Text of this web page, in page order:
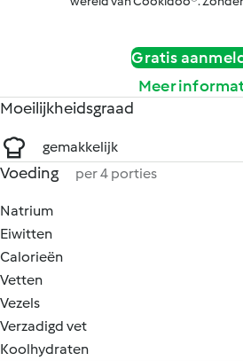
Gratis
Meer
Moeilijkheidsgraad
gemakkelijk
Voeding per 4 porties
Natrium
Eiwitten
Calorieën
Vetten
Vezels
Verzadigd vet
Koolhydraten